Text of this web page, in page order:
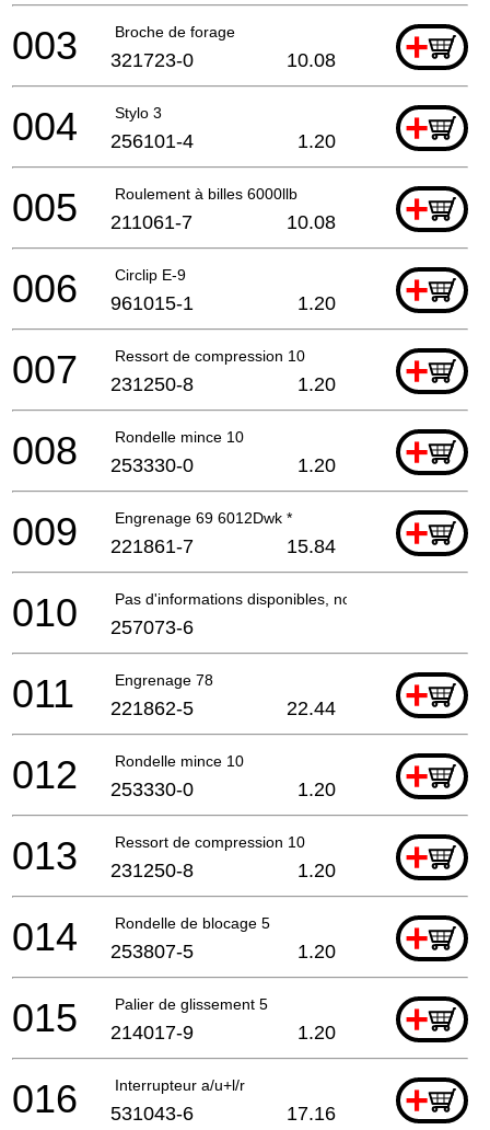
Broche de forage +
003 321723-0 10.08
Stylo 3 +
004 256101-4 1.20
Roulement à billes 6000llb +
005 211061-7 10.08
Circlip E-9 +
006 961015-1 1.20
Ressort de compression 10 +
007 231250-8 1.20
Rondelle mince 10 +
008 253330-0 1.20
Engrenage 69 6012Dwk * +
009 221861-7 15.84
Pas d'informations disponibles, non commandable
010 257073-6
Engrenage 78 +
011 221862-5 22.44
Rondelle mince 10 +
012 253330-0 1.20
Ressort de compression 10 +
013 231250-8 1.20
Rondelle de blocage 5 +
014 253807-5 1.20
Palier de glissement 5 +
015 214017-9 1.20
Interrupteur a/u+l/r +
016 531043-6 17.16